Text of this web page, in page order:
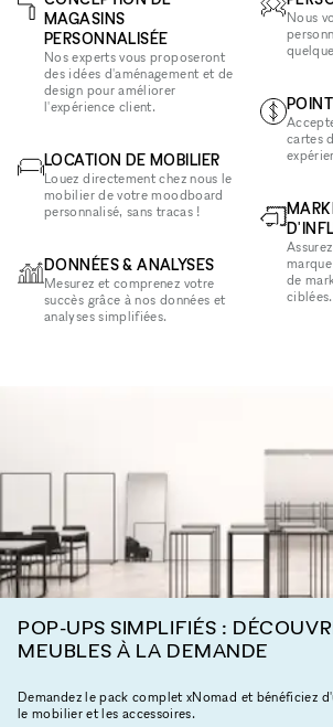
MAGASINS
PERSONNALISÉE
Nos experts vous proposeront
des idées d'aménagement et de
design pour améliorer
l'expérience client.
LOCATION DE MOBILIER
Louez directement chez nous le
mobilier de votre moodboard
personnalisé, sans tracas !
DONNÉES & ANALYSES
Mesurez et comprenez votre
succès grâce à nos données et
analyses simplifiées.
Nous
cartes
de
ciblées.
POP-UPS SIMPLIFIÉS :
MEUBLES À LA DEMANDE
Demandez le pack complet xNomad et bénéficiez
le mobilier et les accessoires.